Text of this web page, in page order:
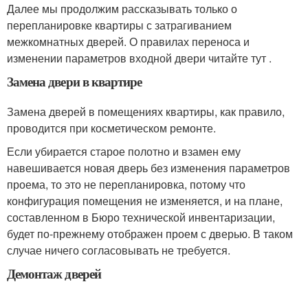
Далее мы продолжим рассказывать только о
перепланировке квартиры с затрагиванием
межкомнатных дверей. О правилах переноса и
изменении параметров входной двери читайте тут .
Замена двери в квартире
Замена дверей в помещениях квартиры, как правило,
проводится при косметическом ремонте.
Если убирается старое полотно и взамен ему
навешивается новая дверь без изменения параметров
проема, то это не перепланировка, потому что
конфигурация помещения не изменяется, и на плане,
составленном в Бюро технической инвентаризации,
будет по-прежнему отображен проем с дверью. В таком
случае ничего согласовывать не требуется.
Демонтаж дверей